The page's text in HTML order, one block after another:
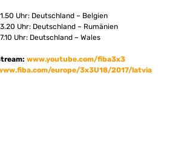
Uhr: Deutschland – Belgien
Uhr: Deutschland – Rumänien
Uhr: Deutschland – Wales
www.youtube.com/fiba3x3
europe/3x3U18/2017/latvia